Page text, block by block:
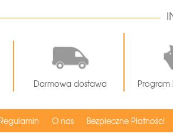
Darmowa dostawa
Regulamin O nas Bezpieczne Płatności